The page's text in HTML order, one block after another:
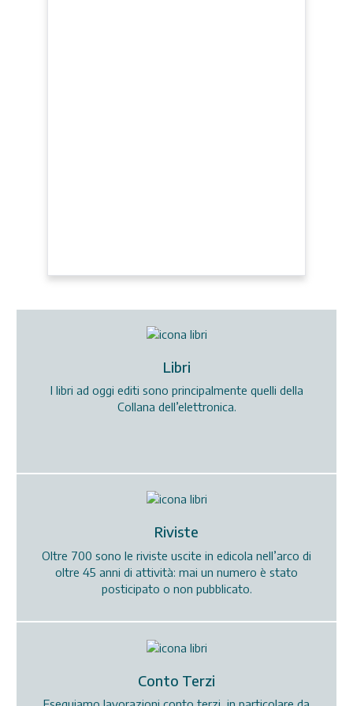
Libri
I libri ad oggi editi sono principalmente quelli della
Collana dell’elettronica.
Riviste
Oltre 700 sono le riviste uscite in edicola nell’arco di
oltre 45 anni di attività: mai un numero è stato
posticipato o non pubblicato.
Conto Terzi